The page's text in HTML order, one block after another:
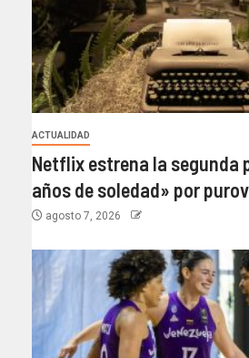
ACTUALIDAD
Netflix estrena la segunda
años de soledad» por
agosto 7, 2026